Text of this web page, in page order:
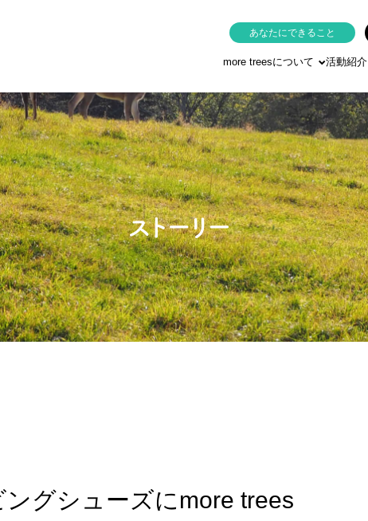
more treesについて 活動紹介
あなたにできること
グシューズにmore trees